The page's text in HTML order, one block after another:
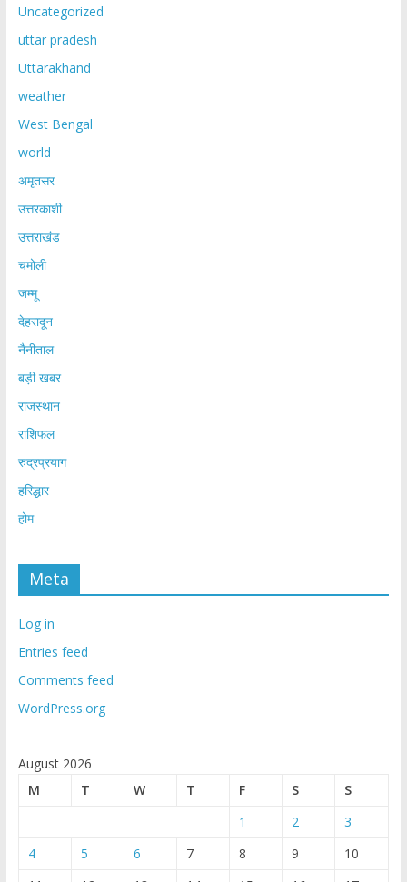
Uncategorized
uttar pradesh
Uttarakhand
weather
West Bengal
world
अमृतसर
उत्तरकाशी
उत्तराखंड
चमोली
जम्मू
देहरादून
नैनीताल
बड़ी खबर
राजस्थान
राशिफल
रुद्रप्रयाग
हरिद्धार
होम
Meta
Log in
Entries feed
Comments feed
WordPress.org
August 2026
M
T W T F S
S
1
2
3
4
5 6 7 8 9
10